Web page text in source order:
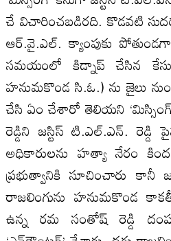
చే విచారించబడిరది. కొడవటి
ఆర్‌.వై.ఎల్‌. క్యాంపుకు
సమయంలో కిడ్నాప్‌ చేసిన
హనుమకొండ సి.ఓ.) ను జైలు
చేసి ఏం చేశారో తెలియని
రెడ్డిని జస్టిస్‌ టి.ఎల్‌.ఎన్‌. రెడ్డి
అధికారులను హత్యా నేరం
ప్రభుత్వానికి సూచించారు కానీ
రాజలింగును హనుమకొండ
ఉన్న రమ సంతోష్‌ రెడ్డి